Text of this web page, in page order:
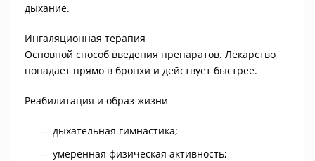
дыхание.
Ингаляционная терапия
Основной способ введения препаратов. Лекарство
попадает прямо в бронхи и действует быстрее.
Реабилитация и образ жизни
дыхательная гимнастика;
умеренная физическая активность;